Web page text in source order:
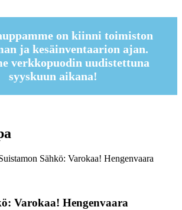
on kiinni toimiston
ja kesäinventaarion ajan.
verkkopuodin uudistettuna
syyskuun aikana!
Sähkö: Varokaa! Hengenvaara
Varokaa! Hengenvaara